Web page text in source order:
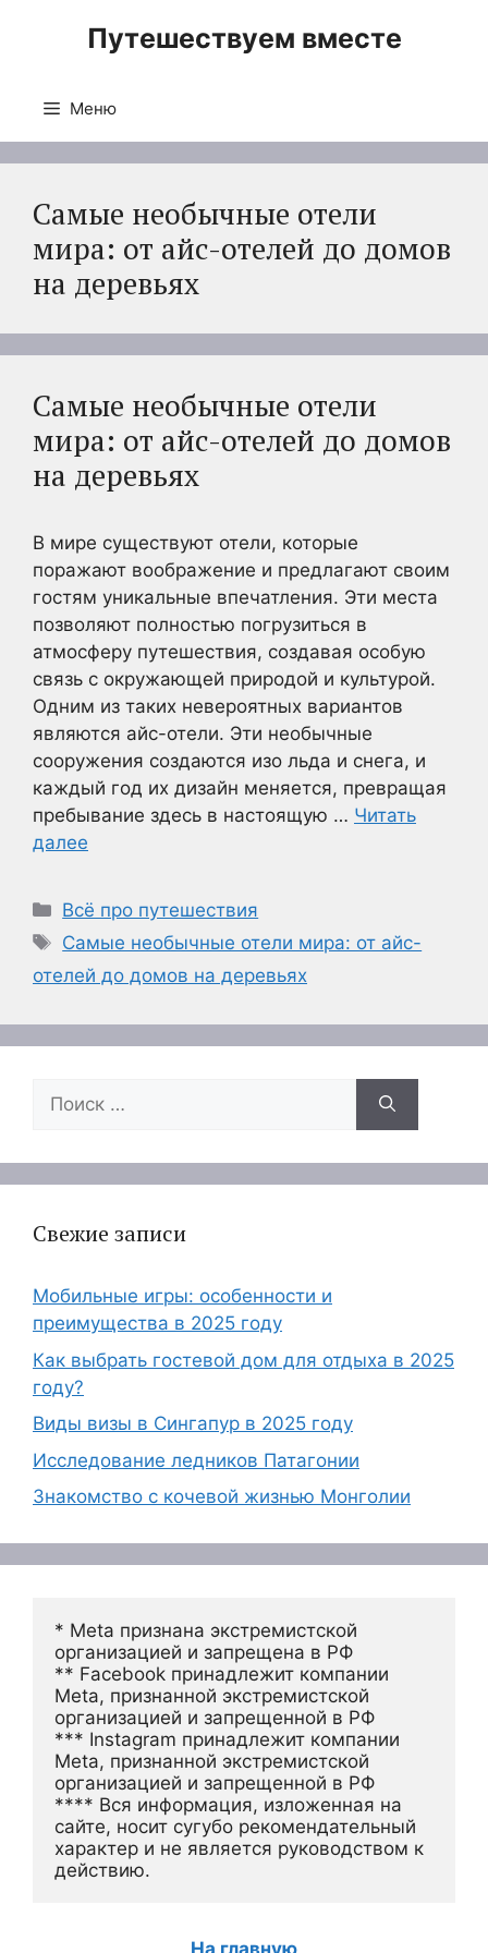
Путешествуем вместе
Меню
Самые необычные отели
мира: от айс-отелей до домов
на деревьях
Самые необычные отели
мира: от айс-отелей до домов
на деревьях
В мире существуют отели, которые
поражают воображение и предлагают своим
гостям уникальные впечатления. Эти места
позволяют полностью погрузиться в
атмосферу путешествия, создавая особую
связь с окружающей природой и культурой.
Одним из таких невероятных вариантов
являются айс-отели. Эти необычные
сооружения создаются изо льда и снега, и
каждый год их дизайн меняется, превращая
пребывание здесь в настоящую … Читать
далее
Рубрики
Всё про путешествия
Метки
Самые необычные отели мира: от айс-
отелей до домов на деревьях
Поиск:
Свежие записи
Мобильные игры: особенности и
преимущества в 2025 году
Как выбрать гостевой дом для отдыха в 2025
году?
Виды визы в Сингапур в 2025 году
Исследование ледников Патагонии
Знакомство с кочевой жизнью Монголии
* Meta признана экстремистской
организацией и запрещена в РФ
** Facebook принадлежит компании
Meta, признанной экстремистской
организацией и запрещенной в РФ
*** Instagram принадлежит компании
Meta, признанной экстремистской
организацией и запрещенной в РФ
**** Вся информация, изложенная на
сайте, носит сугубо рекомендательный
характер и не является руководством к
действию.
На главную